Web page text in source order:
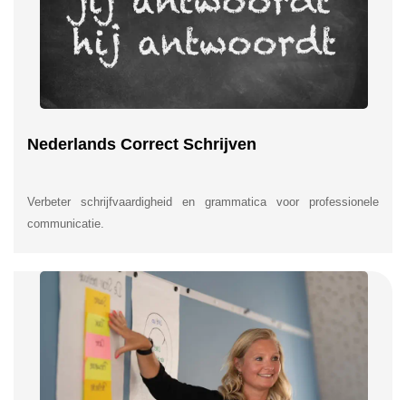
Nederlands Correct Schrijven
Verbeter schrijfvaardigheid en grammatica voor professionele
communicatie.